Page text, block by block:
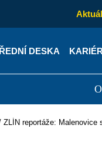
DESKA
Úřední deska
ZLÍN reportáže: